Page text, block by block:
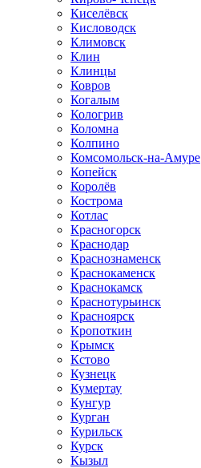
Киселёвск
Кисловодск
Климовск
Клин
Клинцы
Ковров
Когалым
Кологрив
Коломна
Колпино
Комсомольск-на-Амуре
Копейск
Королёв
Кострома
Котлас
Красногорск
Краснодар
Краснознаменск
Краснокаменск
Краснокамск
Краснотурьинск
Красноярск
Кропоткин
Крымск
Кстово
Кузнецк
Кумертау
Кунгур
Курган
Курильск
Курск
Кызыл